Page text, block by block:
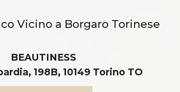
Vicino a Borgaro Torinese
BEAUTINESS
198B, 10149 Torino TO